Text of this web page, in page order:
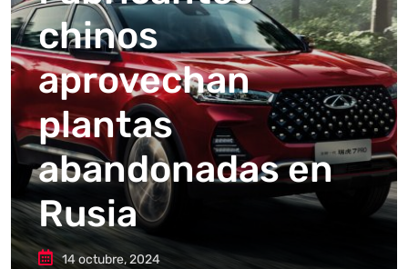
chinos
aprovechan
plantas
abandonadas en
Rusia
14 octubre, 2024